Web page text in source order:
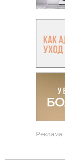
Реклама